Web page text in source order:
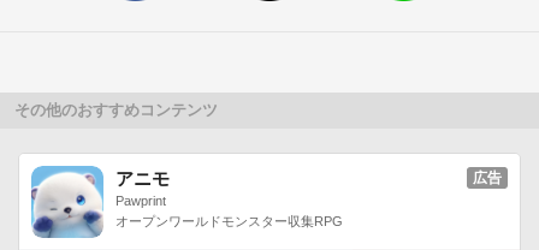
その他のおすすめコンテンツ
アニモ
Pawprint
オープンワールドモンスター収集RPG
広告